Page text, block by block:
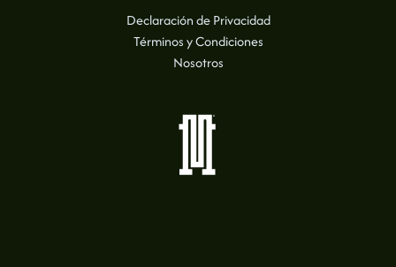
Declaración de Privacidad
Términos y Condiciones
Nosotros